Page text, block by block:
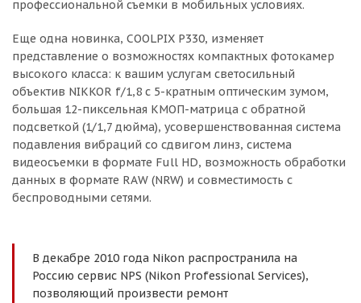
профессиональной съемки в мобильных условиях.
Еще одна новинка, COOLPIX P330, изменяет
представление о возможностях компактных фотокамер
высокого класса: к вашим услугам светосильный
объектив NIKKOR f/1,8 с 5-кратным оптическим зумом,
большая 12-пиксельная КМОП-матрица с обратной
подсветкой (1/1,7 дюйма), усовершенствованная система
подавления вибраций со сдвигом линз, система
видеосъемки в формате Full HD, возможность обработки
данных в формате RAW (NRW) и совместимость с
беспроводными сетями.
В декабре 2010 года Nikon распространила на
Россию сервис NPS (Nikon Professional Services),
позволяющий произвести ремонт